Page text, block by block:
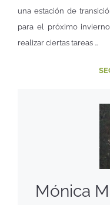
una estación de
para el próximo
realizar ciertas tareas …
Mónica